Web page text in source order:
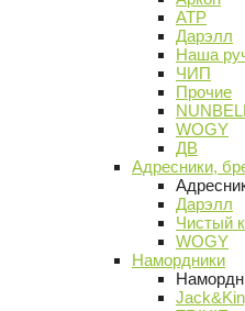
АТР
Дарэлл
Наша
ЧИП
Прочие
WOGY
ДВ
Адресники,
Дарэлл
Чистый
WOGY
Намордники